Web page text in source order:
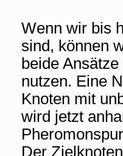
Wenn wir bis
sind, können
beide
nutzen. Eine
Knoten mit
wird jetzt
Der